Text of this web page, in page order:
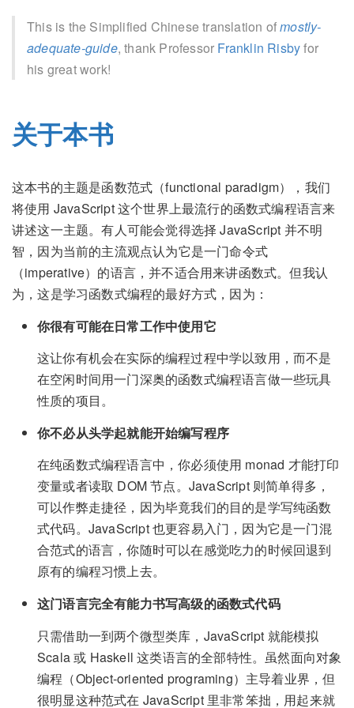
This is the Simplified Chinese translation ofmostly-
adequate-guide, thank Professor Franklin Risbyfor
his great work!
关于本书
这本书的主题是函数范式（functional paradigm），我们
将使用 JavaScript 这个世界上最流行的函数式编程语言来
讲述这一主题。有人可能会觉得选择 JavaScript 并不明
智，因为当前的主流观点认为它是一门命令式
（imperative）的语言，并不适合用来讲函数式。但我认
为，这是学习函数式编程的最好方式，因为：
你很有可能在日常工作中使用它
这让你有机会在实际的编程过程中学以致用，而不是
在空闲时间用一门深奥的函数式编程语言做一些玩具
性质的项目。
你不必从头学起就能开始编写程序
在纯函数式编程语言中，你必须使用 monad 才能打印
变量或者读取 DOM 节点。JavaScript 则简单得多，
可以作弊走捷径，因为毕竟我们的目的是学写纯函数
式代码。JavaScript 也更容易入门，因为它是一门混
合范式的语言，你随时可以在感觉吃力的时候回退到
原有的编程习惯上去。
这门语言完全有能力书写高级的函数式代码
只需借助一到两个微型类库，JavaScript 就能模拟
Scala 或 Haskell 这类语言的全部特性。虽然面向对象
编程（Object-oriented programing）主导着业界，但
很明显这种范式在 JavaScript 里非常笨拙，用起来就